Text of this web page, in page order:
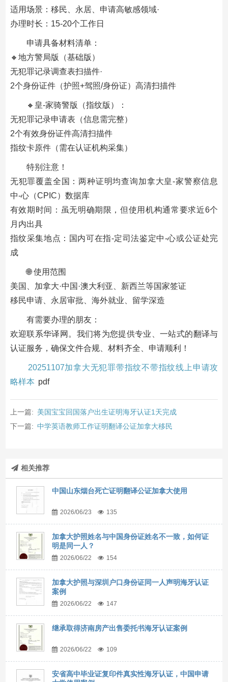
适用场景：移民、永居、申请高敏感领域·
办理时长：15-20个工作日
申请具备材料清单：
🔸地方警局版（基础版）
无犯罪记录调查表扫描件·
2个身份证件（护照+驾照/身份证）高清扫描件
🔸皇-家骑警版（指纹版）：
无犯罪记录申请表（信息需完整）
2个有效身份证件高清扫描件
指纹卡原件（需在认证机构采集）
特别注意！
无犯罪覆盖全国：两种证明均查询加拿大皇-家警察信息
中-心（CPIC）数据库
有效期时间：虽无明确期限，但使用机构通常要求近6个
月内出具
指纹采集地点：国内可在指-定司法鉴定中-心或公证处完
成
🌐 使用范围
美国、加拿大·中国·澳大利亚、新西兰等国家签证
移民申请、永居审批、海外就业、留学深造
有需要办理的朋友：
欢迎联系华译网。我们将为您提供专业、一站式的翻译与
认证服务，确保文件合规、材料齐全、申请顺利！
20251107加拿大无犯罪带指纹不带指纹线上申请攻
略样本 pdf
上一篇: 美国宝宝回国落户出生证明海牙认证1天完成
下一篇: 中学英语教师工作证明翻译公证加拿大移民
相关推荐
中国山东烟台死亡证明翻译公证加拿大使用
2026/06/23 135
加拿大护照姓名与中国身份证姓名不一致，如何证
明是同一人？
2026/06/22 154
加拿大护照与深圳户口身份证同一人声明海牙认证
案例
2026/06/22 147
继承取得济南房产出售委托书海牙认证案例
2026/06/22 109
安省高中毕业证复印件真实性海牙认证，中国申请